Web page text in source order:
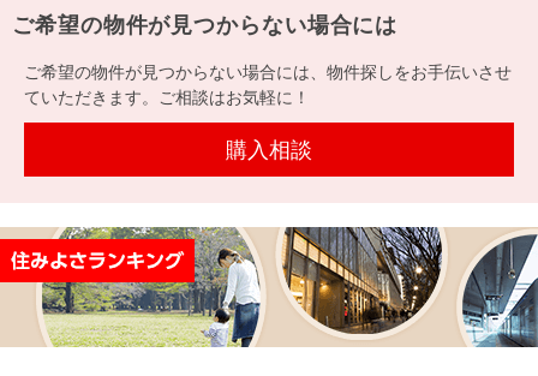
ンを
探す
一戸
建て
す
用
物
件
を
件を
探す
定
談
売却
金額
試算
売却向け
周辺相場
住まい1プ
経営ビジ
ョン
組織図
役員一
沿革
本社地
図
（電子ブ
ック版）
提携企業にお勤めの方
閉じる
ご希望の物件が見つからない場合には
ご希望の物件が見つからない場合には、物件探しをお手伝いさせ
ていただきます。ご相談はお気軽に！
購入相談